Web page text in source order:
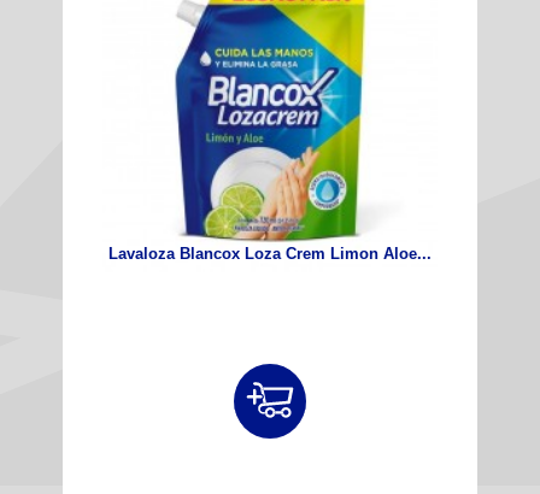
Lavaloza Blancox Loza Crem Limon Aloe...